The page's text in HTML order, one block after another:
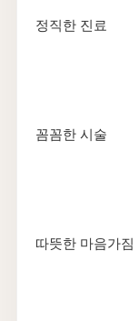
정직한 진료
꼼꼼한 시술
따뜻한 마음가짐